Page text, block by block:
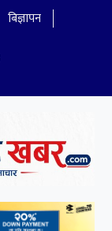
बिज्ञापन